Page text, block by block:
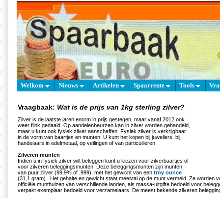
Welkom Nieuws Artikelen Spaarrente Tools
Vraagbaak: Wat is de prijs van 1kg sterling zilver?
Zilver is de laatste jaren enorm in prijs gestegen, maar vanaf 2012 ook
weer flink gedaald. Op aandelenbeurzen kan in zilver worden gehandeld,
maar u kunt ook fysiek zilver aanschaffen. Fysiek zilver is verkrijgbaar
in de vorm van baartjes en munten. U kunt het kopen bij juweliers, bij
handelaars in edelmetaal, op veilingen of van particuilieren.
Zilveren munten
Indien u in fysiek zilver wilt beleggen kunt u kiezen voor zilverbaartjes of
voor zilveren beleggingsmunten. Deze beleggingsmunten zijn munten
van puur zilver (99,9% of .999), met het gewicht van een troy ounce
(31,1 gram) . Het gehalte en gewicht staat meestal op de munt vermeld. Ze worden
officiële munthuizen van verschillende landen, als massa-uitgifte bedoeld voor
verpakt exemplaar bedoeld voor verzamelaars. De meest bekende zilveren